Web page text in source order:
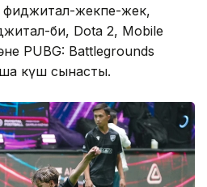
фиджитал-жекпе-жек,
би, Dota 2, Mobile
PUBG: Battlegrounds
күш сынасты.